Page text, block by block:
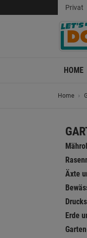
Privat
HOME
Home
Äxte
Erde